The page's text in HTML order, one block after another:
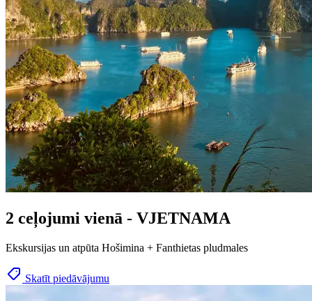
2 ceļojumi vienā - VJETNAMA
Ekskursijas un atpūta Hošimina + Fanthietas pludmales
Skatīt piedāvājumu